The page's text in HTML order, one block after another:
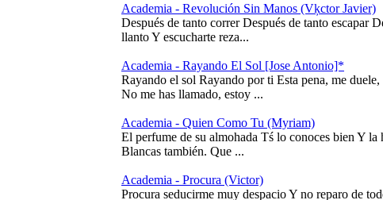
Academia - Revolución Sin Manos (Vķctor Javier)
Después de tanto correr Después de tanto escapar
llanto Y escucharte reza...
Academia - Rayando El Sol [Jose Antonio]*
Rayando el sol Rayando por ti Esta pena, me
No me has llamado, estoy ...
Academia - Quien Como Tu (Myriam)
El perfume de su almohada Tś lo conoces bien Y la
Blancas también. Que ...
Academia - Procura (Victor)
Procura seducirme muy despacio Y no reparo de